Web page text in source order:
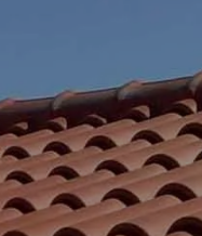
Peinture sur tuile et
toiture 24